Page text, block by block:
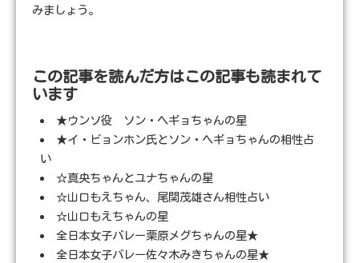
みましょう。
この記事を読んだ方はこの記事も読まれて
います
★ウンソ役 ソン・ヘギョちゃんの星
★イ・ビョンホン氏とソン・ヘギョちゃんの相性占
い
☆真央ちゃんとユナちゃんの星
☆山口もえちゃん、尾関茂雄さん相性占い
☆山口もえちゃんの星
全日本女子バレー栗原メグちゃんの星★
全日本女子バレー佐々木みきちゃんの星★